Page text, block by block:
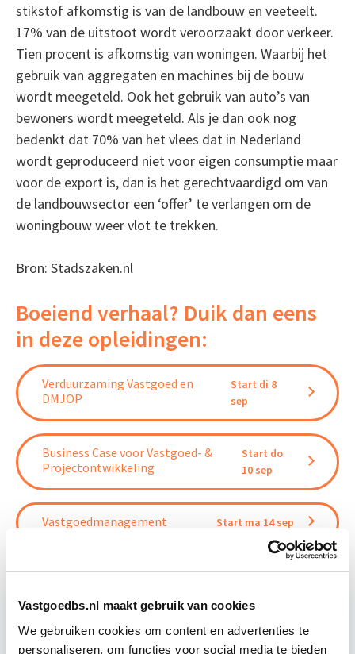
Vastgoedbs.nl maakt gebruik van cookies
We gebruiken cookies om content en advertenties te
personaliseren, om functies voor social media te bieden
stikstof afkomstig is van de landbouw en veeteelt.
17% van de uitstoot wordt veroorzaakt door verkeer.
Tien procent is afkomstig van woningen. Waarbij het
gebruik van aggregaten en machines bij de bouw
wordt meegeteld. Ook het gebruik van auto’s van
bewoners wordt meegeteld. Als je dan ook nog
bedenkt dat 70% van het vlees dat in Nederland
wordt geproduceerd niet voor eigen consumptie maar
voor de export is, dan is het gerechtvaardigd om van
de landbouwsector een ‘offer’ te verlangen om de
woningbouw weer vlot te trekken.
Bron: Stadszaken.nl
Boeiend verhaal? Duik dan eens
in deze opleidingen:
Verduurzaming Vastgoed en
DMJOP
Start di 8
sep
Business Case voor Vastgoed- &
Projectontwikkeling
Start do
10 sep
Vastgoedmanagement Start ma 14 sep
Relevant bij dit artikel